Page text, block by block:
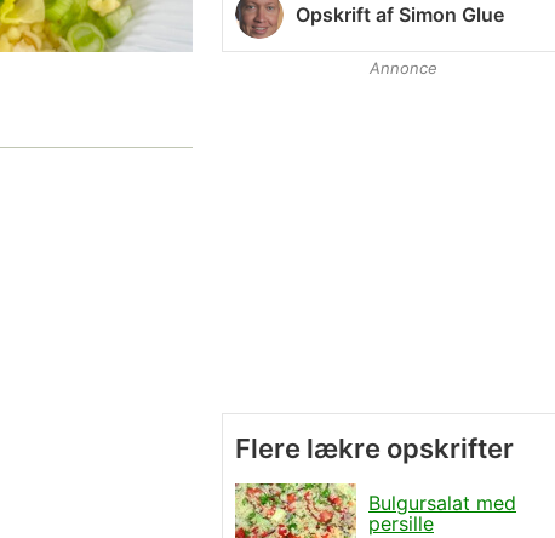
Opskrift af Simon Glue
Annonce
Flere lækre opskrifter
Bulgursalat med
persille